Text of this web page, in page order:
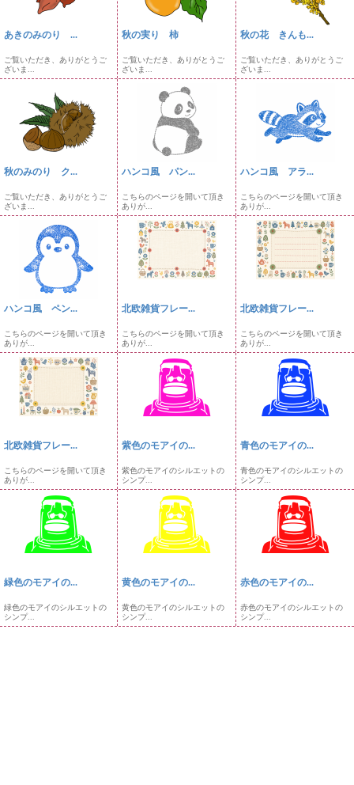
あきのみのり ...
ご覧いただき、ありがとうご
ざいま...
秋の実り 柿
ご覧いただき、ありがとうご
ざいま...
秋の花 きんも...
ご覧いただき、ありがとうご
ざいま...
秋のみのり ク...
ご覧いただき、ありがとうご
ざいま...
ハンコ風 パン...
こちらのページを開いて頂き
ありが...
ハンコ風 アラ...
こちらのページを開いて頂き
ありが...
ハンコ風 ペン...
こちらのページを開いて頂き
ありが...
北欧雑貨フレー...
こちらのページを開いて頂き
ありが...
北欧雑貨フレー...
こちらのページを開いて頂き
ありが...
北欧雑貨フレー...
こちらのページを開いて頂き
ありが...
紫色のモアイの...
紫色のモアイのシルエットの
シンプ...
青色のモアイの...
青色のモアイのシルエットの
シンプ...
緑色のモアイの...
緑色のモアイのシルエットの
シンプ...
黄色のモアイの...
黄色のモアイのシルエットの
シンプ...
赤色のモアイの...
赤色のモアイのシルエットの
シンプ...